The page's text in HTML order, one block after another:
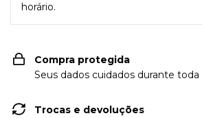
horário.
Compra protegida
Seus dados cuidados durante toda
Trocas e devoluções